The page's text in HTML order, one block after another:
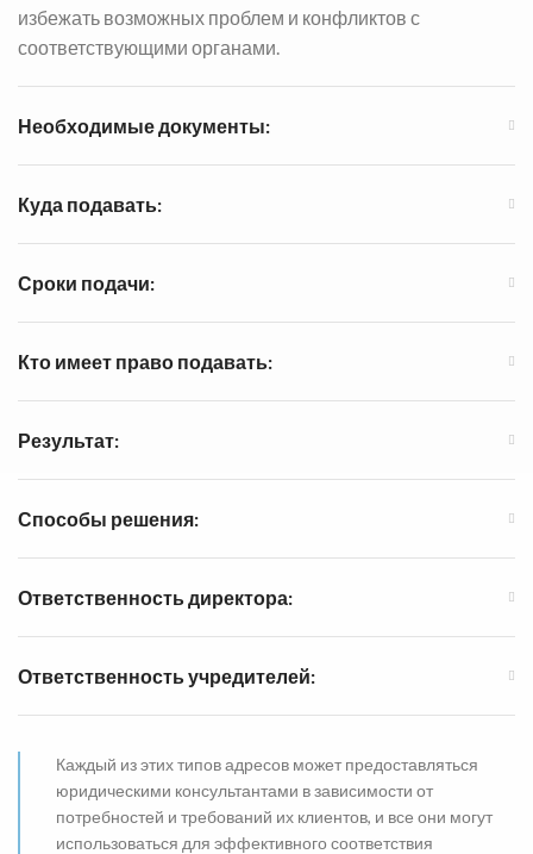
избежать возможных проблем и конфликтов с
соответствующими органами.
Необходимые документы:
Куда подавать:
Сроки подачи:
Кто имеет право подавать:
Результат:
Способы решения:
Ответственность директора:
Ответственность учредителей:
Каждый из этих типов адресов может предоставляться
юридическими консультантами в зависимости от
потребностей и требований их клиентов, и все они могут
использоваться для эффективного соответствия